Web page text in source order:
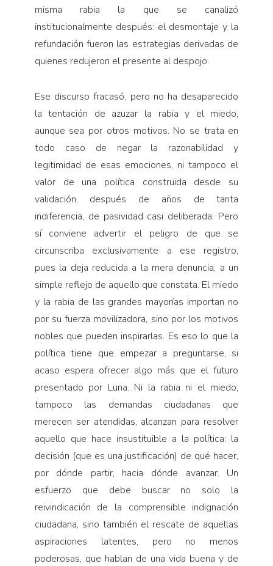
misma rabia la que se canalizó
institucionalmente después: el desmontaje y la
refundación fueron las estrategias derivadas de
quienes redujeron el presente al despojo.
Ese discurso fracasó, pero no ha desaparecido
la tentación de azuzar la rabia y el miedo,
aunque sea por otros motivos. No se trata en
todo caso de negar la razonabilidad y
legitimidad de esas emociones, ni tampoco el
valor de una política construida desde su
validación, después de años de tanta
indiferencia, de pasividad casi deliberada. Pero
sí conviene advertir el peligro de que se
circunscriba exclusivamente a ese registro,
pues la deja reducida a la mera denuncia, a un
simple reflejo de aquello que constata. El miedo
y la rabia de las grandes mayorías importan no
por su fuerza movilizadora, sino por los motivos
nobles que pueden inspirarlas. Es eso lo que la
política tiene que empezar a preguntarse, si
acaso espera ofrecer algo más que el futuro
presentado por Luna. Ni la rabia ni el miedo,
tampoco las demandas ciudadanas que
merecen ser atendidas, alcanzan para resolver
aquello que hace insustituible a la política: la
decisión (que es una justificación) de qué hacer,
por dónde partir, hacia dónde avanzar. Un
esfuerzo que debe buscar no solo la
reivindicación de la comprensible indignación
ciudadana, sino también el rescate de aquellas
aspiraciones latentes, pero no menos
poderosas, que hablan de una vida buena y de